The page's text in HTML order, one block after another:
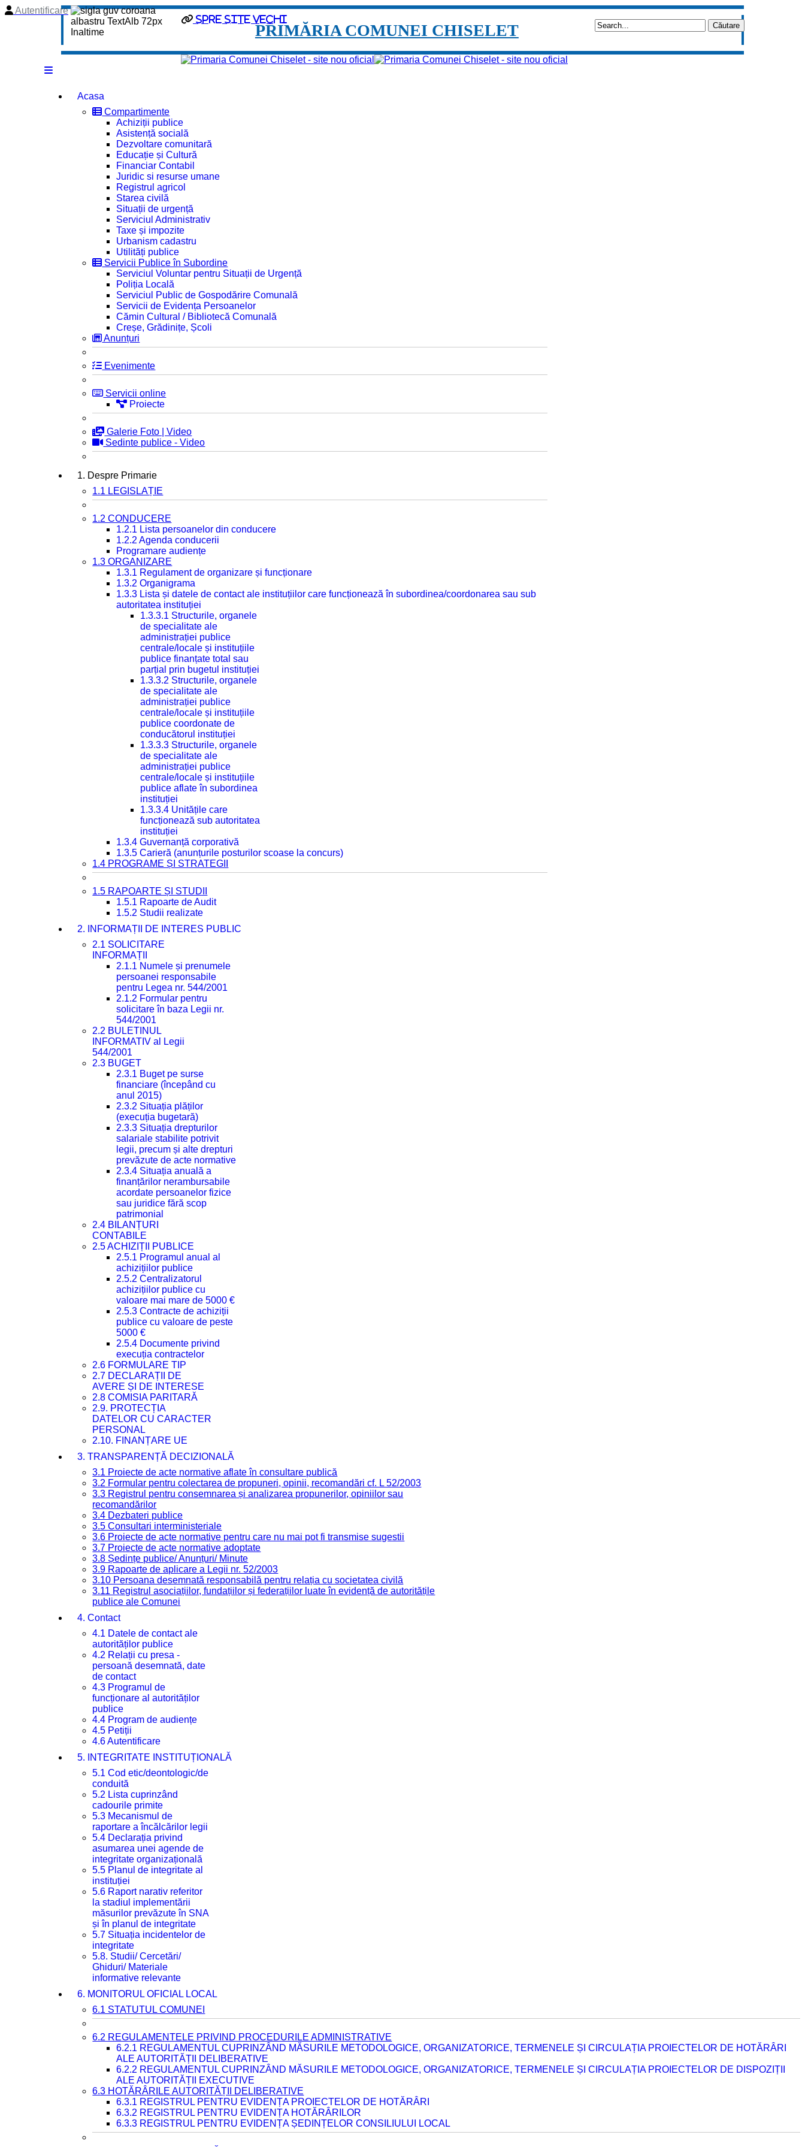
Spre site vechi
Autentificare
PRIMĂRIA COMUNEI CHISELET
Acasa
Compartimente
Achiziții publice
Asistență socială
Dezvoltare comunitară
Educație și Cultură
Financiar Contabil
Juridic si resurse umane
Registrul agricol
Starea civilă
Situații de urgență
Serviciul Administrativ
Taxe și impozite
Urbanism cadastru
Utilități publice
Servicii Publice în Subordine
Serviciul Voluntar pentru Situații de Urgență
Poliția Locală
Serviciul Public de Gospodărire Comunală
Servicii de Evidența Persoanelor
Cămin Cultural / Bibliotecă Comunală
Creșe, Grădinițe, Școli
Anunțuri
Evenimente
Servicii online
Proiecte
Galerie Foto | Video
Sedinte publice - Video
1. Despre Primarie
1.1 LEGISLAȚIE
1.2 CONDUCERE
1.2.1 Lista persoanelor din conducere
1.2.2 Agenda conducerii
Programare audiențe
1.3 ORGANIZARE
1.3.1 Regulament de organizare și funcționare
1.3.2 Organigrama
1.3.3 Lista și datele de contact ale instituțiilor care funcționează în subordinea/coordonarea sau sub
autoritatea instituției
1.3.3.1 Structurile, organele
de specialitate ale
administrației publice
centrale/locale și instituțiile
publice finanțate total sau
parțial prin bugetul instituției
1.3.3.2 Structurile, organele
de specialitate ale
administrației publice
centrale/locale și instituțiile
publice coordonate de
conducătorul instituției
1.3.3.3 Structurile, organele
de specialitate ale
administrației publice
centrale/locale și instituțiile
publice aflate în subordinea
instituției
1.3.3.4 Unitățile care
funcționează sub autoritatea
instituției
1.3.4 Guvernanță corporativă
1.3.5 Carieră (anunțurile posturilor scoase la concurs)
1.4 PROGRAME ȘI STRATEGII
1.5 RAPOARTE ȘI STUDII
1.5.1 Rapoarte de Audit
1.5.2 Studii realizate
2. INFORMAȚII DE INTERES PUBLIC
2.1 SOLICITARE
INFORMAȚII
2.1.1 Numele și prenumele
persoanei responsabile
pentru Legea nr. 544/2001
2.1.2 Formular pentru
solicitare în baza Legii nr.
544/2001
2.2 BULETINUL
INFORMATIV al Legii
544/2001
2.3 BUGET
2.3.1 Buget pe surse
financiare (începând cu
anul 2015)
2.3.2 Situația plăților
(execuția bugetară)
2.3.3 Situația drepturilor
salariale stabilite potrivit
legii, precum și alte drepturi
prevăzute de acte normative
2.3.4 Situația anuală a
finanțărilor nerambursabile
acordate persoanelor fizice
sau juridice fără scop
patrimonial
2.4 BILANȚURI
CONTABILE
2.5 ACHIZIȚII PUBLICE
2.5.1 Programul anual al
achizițiilor publice
2.5.2 Centralizatorul
achizițiilor publice cu
valoare mai mare de 5000 €
2.5.3 Contracte de achiziții
publice cu valoare de peste
5000 €
2.5.4 Documente privind
execuția contractelor
2.6 FORMULARE TIP
2.7 DECLARAȚII DE
AVERE ȘI DE INTERESE
2.8 COMISIA PARITARĂ
2.9. PROTECȚIA
DATELOR CU CARACTER
PERSONAL
2.10. FINANȚARE UE
3. TRANSPARENȚĂ DECIZIONALĂ
3.1 Proiecte de acte normative aflate în consultare publică
3.2 Formular pentru colectarea de propuneri, opinii, recomandări cf. L 52/2003
3.3 Registrul pentru consemnarea și analizarea propunerilor, opiniilor sau
recomandărilor
3.4 Dezbateri publice
3.5 Consultari interministeriale
3.6 Proiecte de acte normative pentru care nu mai pot fi transmise sugestii
3.7 Proiecte de acte normative adoptate
3.8 Ședințe publice/ Anunțuri/ Minute
3.9 Rapoarte de aplicare a Legii nr. 52/2003
3.10 Persoana desemnată responsabilă pentru relația cu societatea civilă
3.11 Registrul asociațiilor, fundațiilor și federațiilor luate în evidență de autoritățile
publice ale Comunei
4. Contact
4.1 Datele de contact ale
autorităților publice
4.2 Relații cu presa -
persoană desemnată, date
de contact
4.3 Programul de
funcționare al autorităților
publice
4.4 Program de audiențe
4.5 Petiții
4.6 Autentificare
5. INTEGRITATE INSTITUȚIONALĂ
5.1 Cod etic/deontologic/de
conduită
5.2 Lista cuprinzând
cadourile primite
5.3 Mecanismul de
raportare a încălcărilor legii
5.4 Declarația privind
asumarea unei agende de
integritate organizațională
5.5 Planul de integritate al
instituției
5.6 Raport narativ referitor
la stadiul implementării
măsurilor prevăzute în SNA
și în planul de integritate
5.7 Situația incidentelor de
integritate
5.8. Studii/ Cercetări/
Ghiduri/ Materiale
informative relevante
6. MONITORUL OFICIAL LOCAL
6.1 STATUTUL COMUNEI
6.2 REGULAMENTELE PRIVIND PROCEDURILE ADMINISTRATIVE
6.2.1 REGULAMENTUL CUPRINZÂND MĂSURILE METODOLOGICE, ORGANIZATORICE, TERMENELE ȘI CIRCULAȚIA PROIECTELOR DE HOTĂRÂRI
ALE AUTORITĂȚII DELIBERATIVE
6.2.2 REGULAMENTUL CUPRINZÂND MĂSURILE METODOLOGICE, ORGANIZATORICE, TERMENELE ȘI CIRCULAȚIA PROIECTELOR DE DISPOZIȚII
ALE AUTORITĂȚII EXECUTIVE
6.3 HOTĂRÂRILE AUTORITĂȚII DELIBERATIVE
6.3.1 REGISTRUL PENTRU EVIDENȚA PROIECTELOR DE HOTĂRÂRI
6.3.2 REGISTRUL PENTRU EVIDENȚA HOTĂRÂRILOR
6.3.3 REGISTRUL PENTRU EVIDENȚA ȘEDINȚELOR CONSILIULUI LOCAL